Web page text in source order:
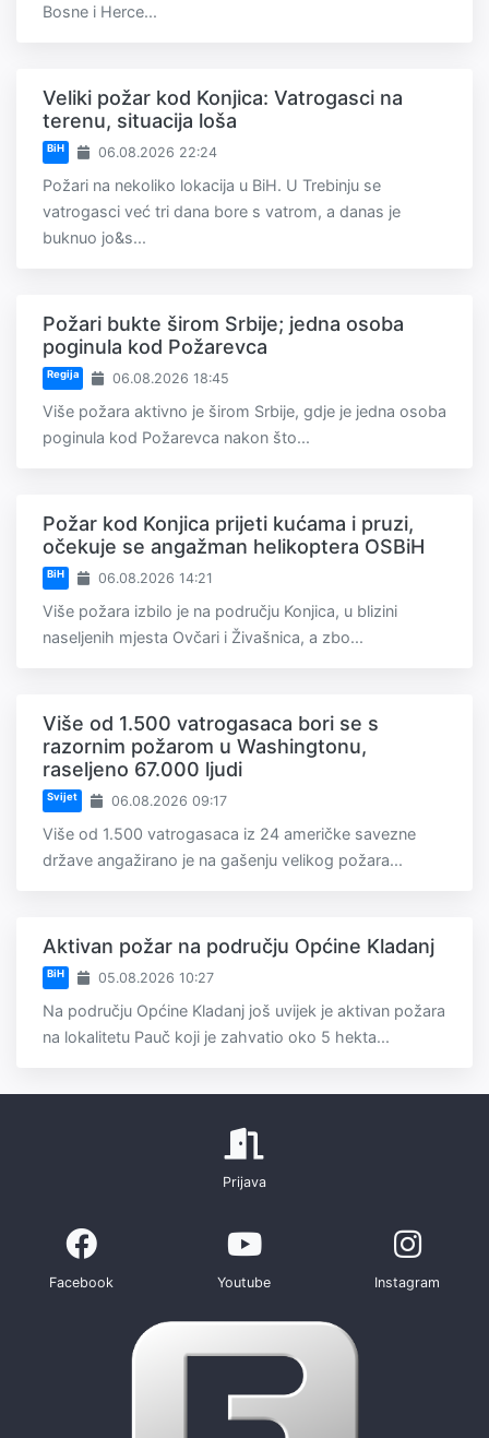
Bosne i Herce...
Veliki požar kod Konjica: Vatrogasci na
terenu, situacija loša
BiH 06.08.2026 22:24
Požari na nekoliko lokacija u BiH. U Trebinju se
vatrogasci već tri dana bore s vatrom, a danas je
buknuo jo&s...
Požari bukte širom Srbije; jedna osoba
poginula kod Požarevca
Regija 06.08.2026 18:45
Više požara aktivno je širom Srbije, gdje je jedna osoba
poginula kod Požarevca nakon što...
Požar kod Konjica prijeti kućama i pruzi,
očekuje se angažman helikoptera OSBiH
BiH 06.08.2026 14:21
Više požara izbilo je na području Konjica, u blizini
naseljenih mjesta Ovčari i Živašnica, a zbo...
Više od 1.500 vatrogasaca bori se s
razornim požarom u Washingtonu,
raseljeno 67.000 ljudi
Svijet 06.08.2026 09:17
Više od 1.500 vatrogasaca iz 24 američke savezne
države angažirano je na gašenju velikog požara...
Aktivan požar na području Općine Kladanj
BiH 05.08.2026 10:27
Na području Općine Kladanj još uvijek je aktivan požara
na lokalitetu Pauč koji je zahvatio oko 5 hekta...
Prijava
Facebook Youtube Instagram